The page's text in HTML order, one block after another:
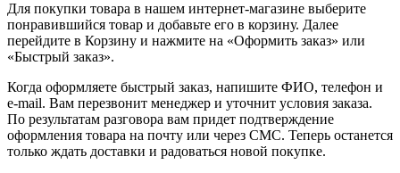
Для покупки товара в нашем интернет-магазине выберите
понравившийся товар и добавьте его в корзину. Далее
перейдите в Корзину и нажмите на «Оформить заказ» или
«Быстрый заказ».
Когда оформляете быстрый заказ, напишите ФИО, телефон и
e-mail. Вам перезвонит менеджер и уточнит условия заказа.
По результатам разговора вам придет подтверждение
оформления товара на почту или через СМС. Теперь останется
только ждать доставки и радоваться новой покупке.